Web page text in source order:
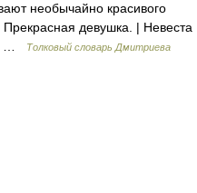
необычайно красивого
девушка. | Невеста
…
Толковый словарь Дмитриева